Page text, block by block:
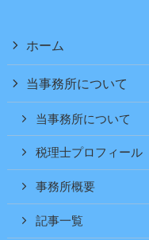
ホーム
当事務所について
当事務所について
税理士プロフィール
事務所概要
記事一覧